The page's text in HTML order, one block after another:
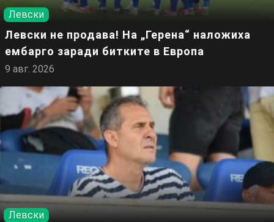
Левски
Левски не продава! На „Герена“ наложиха
ембарго заради битките в Европа
9 авг. 2026
Левски